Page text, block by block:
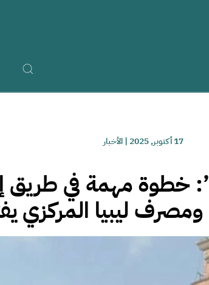
17 أكتوبر, 2025 |الأخبار
خطوة مهمة في طريق
ليبيا المركزي